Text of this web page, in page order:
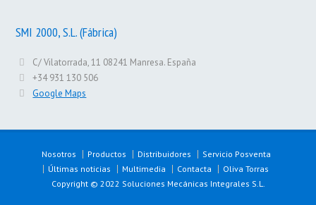
SMI 2000, S.L. (Fábrica)
C/ Vilatorrada, 11 08241 Manresa. España
+34 931 130 506
Google Maps
Nosotros Productos Distribuidores
Servicio Posventa
Últimas noticias
Multimedia Contacta
Oliva Torras
Copyright © 2022 Soluciones Mecánicas Integrales S.L.